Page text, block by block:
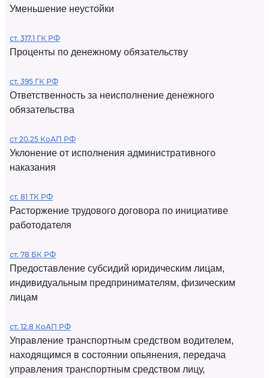
Уменьшение неустойки
ст. 317.1 ГК РФ
Проценты по денежному обязательству
ст. 395 ГК РФ
Ответственность за неисполнение денежного
обязательства
ст 20.25 КоАП РФ
Уклонение от исполнения административного
наказания
ст. 81 ТК РФ
Расторжение трудового договора по инициативе
работодателя
ст. 78 БК РФ
Предоставление субсидий юридическим лицам,
индивидуальным предпринимателям, физическим
лицам
ст. 12.8 КоАП РФ
Управление транспортным средством водителем,
находящимся в состоянии опьянения, передача
управления транспортным средством лицу,